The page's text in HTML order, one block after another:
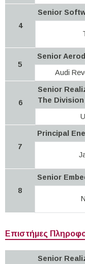
4
Senior
5
Senior
Audi
6
Senior
The Division
7
Principal
8
Senior
Επιστήμες
Senior